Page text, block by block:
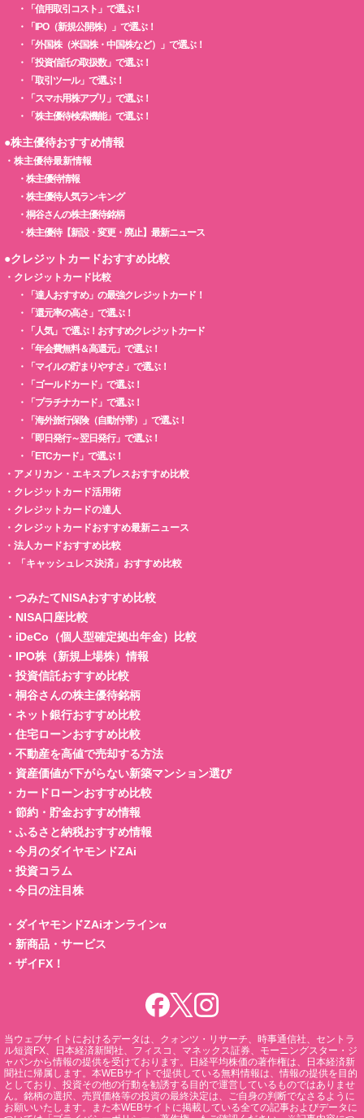
・
「信用取引コスト」で選ぶ！
・
「IPO（新規公開株）」で選ぶ！
・
「外国株（米国株・中国株など）」で選ぶ！
・
「投資信託の取扱数」で選ぶ！
・
「取引ツール」で選ぶ！
・
「スマホ用株アプリ」で選ぶ！
・
「株主優待検索機能」で選ぶ！
●株主優待おすすめ情報
・ 株主優待最新情報
・ 株主優待情報
・ 株主優待人気ランキング
・ 桐谷さんの株主優待銘柄
・ 株主優待【新設・変更・廃止】最新ニュース
●クレジットカードおすすめ比較
・ クレジットカード比較
・
「達人おすすめ」の最強クレジットカード！
・
「還元率の高さ」で選ぶ！
・
「人気」で選ぶ！おすすめクレジットカード
・
「年会費無料＆高還元」で選ぶ！
・
「マイルの貯まりやすさ」で選ぶ！
・
「ゴールドカード」で選ぶ！
・
「プラチナカード」で選ぶ！
・
「海外旅行保険（自動付帯）」で選ぶ！
・
「即日発行～翌日発行」で選ぶ！
・
「ETCカード」で選ぶ！
・ アメリカン・エキスプレスおすすめ比較
・ クレジットカード活用術
・ クレジットカードの達人
・ クレジットカードおすすめ最新ニュース
・ 法人カードおすすめ比較
・
「キャッシュレス決済」おすすめ比較
・ つみたてNISAおすすめ比較
・ NISA口座比較
・ iDeCo（個人型確定拠出年金）比較
・ IPO株（新規上場株）情報
・ 投資信託おすすめ比較
・ 桐谷さんの株主優待銘柄
・ ネット銀行おすすめ比較
・ 住宅ローンおすすめ比較
・ 不動産を高値で売却する方法
・ 資産価値が下がらない新築マンション選び
・ カードローンおすすめ比較
・ 節約・貯金おすすめ情報
・ ふるさと納税おすすめ情報
・ 今月のダイヤモンドZAi
・ 投資コラム
・ 今日の注目株
・ ダイヤモンドZAiオンラインα
・ 新商品・サービス
・ ザイFX！
当ウェブサイトにおけるデータは、クォンツ・リサーチ、時事通信社、セントラ
ル短資FX、日本経済新聞社、フィスコ、マネックス証券、モーニングスター・ジ
ャパンから情報の提供を受けております。日経平均株価の著作権は、日本経済新
聞社に帰属します。本WEBサイトで提供している無料情報は、情報の提供を目的
としており、投資その他の行動を勧誘する目的で運営しているものではありませ
ん。銘柄の選択、売買価格等の投資の最終決定は、ご自身の判断でなさるように
お願いいたします。また本WEBサイトに掲載している全ての記事およびデータに